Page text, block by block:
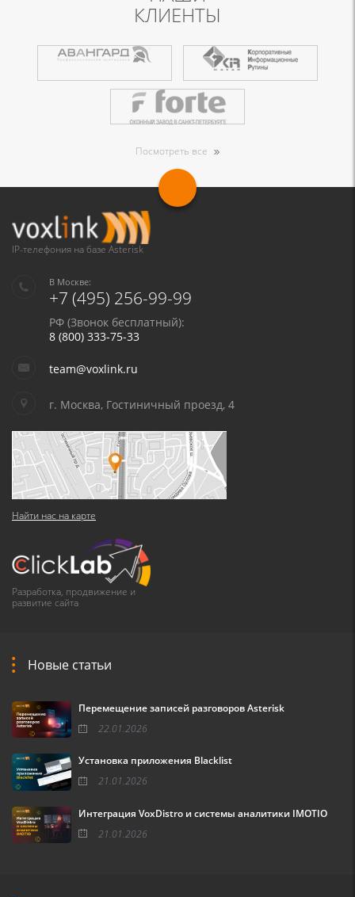
КЛИЕНТЫ
Посмотреть все
IP-телефония на базе Asterisk
В Москве:
+7 (495) 256-99-99
РФ (Звонок бесплатный):
8 (800) 333-75-33
team@voxlink.ru
г. Москва, Гостиничный проезд, 4
Найти нас на карте
Разработка, продвижение и
развитие сайта
Новые статьи
Перемещение записей разговоров Asterisk
22.01.2026
Установка приложения Blacklist
21.01.2026
Интеграция VoxDistro и системы аналитики IMOTIO
21.01.2026